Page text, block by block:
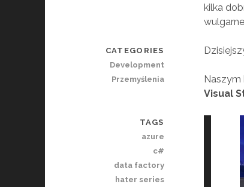
kilka
Naszym
Visual
CATEGORIES
Development
Przemyślenia
TAGS
azure
c#
data factory
hater series